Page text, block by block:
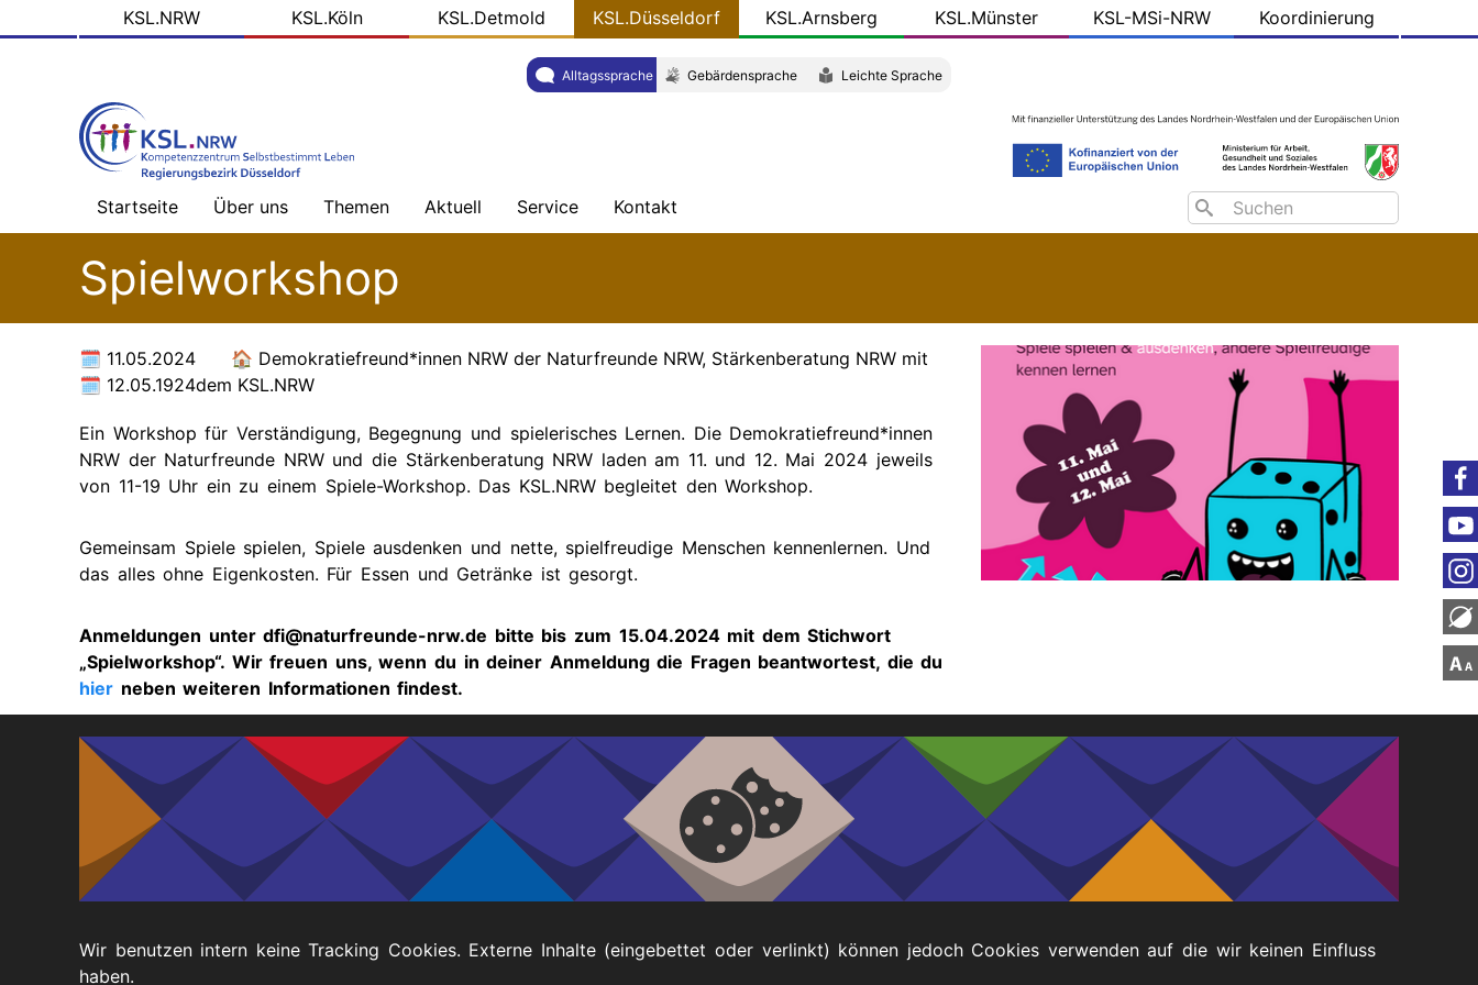
zum
KSLKSL.NRW KSL.Köln KSL.Detmold KSL.Düsseldorf KSL.Arnsberg KSL.Münster KSL-MSi-NRW Koordinierung
Alltagssprache Gebärdensprache Leichte Sprache
Search
Startseite Über uns
Willkommen
uns
Themen
InklusionsKompass
Düsseldorf
Politische
Partizipation
Recht
ist
Inklusive
Ehrenamt
und
Lots*innen
Kulturprojekt
Elternschaft
selbst
bestimmen
Aktuell
der
Soziale
Medien
Vergangene
Service
Konkret
Links
Kontakt
Spielworkshop
11.05.2024
12.05.1924
Demokratiefreund*innen NRW der Naturfreunde NRW, Stärkenberatung NRW mit
dem KSL.NRW
Ein Workshop für Verständigung, Begegnung und spielerisches Lernen. Die Demokratiefreund*innen
NRW der Naturfreunde NRW und die Stärkenberatung NRW laden am 11. und 12. Mai 2024 jeweils
von 11-19 Uhr ein zu einem Spiele-Workshop. Das KSL.NRW begleitet den Workshop.
Gemeinsam Spiele spielen, Spiele ausdenken und nette, spielfreudige Menschen kennenlernen. Und
das alles ohne Eigenkosten. Für Essen und Getränke ist gesorgt.
Anmeldungen unter dfi@naturfreunde-nrw.de bitte bis zum 15.04.2024 mit dem Stichwort
„Spielworkshop“. Wir freuen uns, wenn du in deiner Anmeldung die Fragen beantwortest, die du
hier neben weiteren Informationen findest.
Wir benutzen intern keine Tracking Cookies. Externe Inhalte (eingebettet oder verlinkt) können jedoch Cookies verwenden auf die wir keinen Einfluss
haben.